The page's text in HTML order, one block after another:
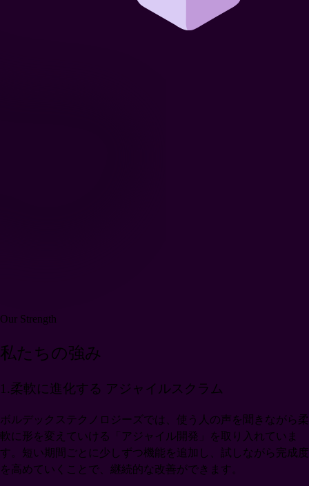
Our Strength
私たちの強み
1.柔軟に進化する アジャイルスクラム
ボルデックステクノロジーズでは、使う人の声を聞きながら柔
軟に形を変えていける「アジャイル開発」を取り入れていま
す。短い期間ごとに少しずつ機能を追加し、試しながら完成度
を高めていくことで、継続的な改善ができます。